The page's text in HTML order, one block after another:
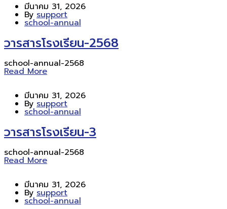
มีนาคม 31, 2026
By support
school-annual
วารสารโรงเรียน-2568
school-annual-2568
Read More
มีนาคม 31, 2026
By support
school-annual
วารสารโรงเรียน-3
school-annual-2568
Read More
มีนาคม 31, 2026
By support
school-annual